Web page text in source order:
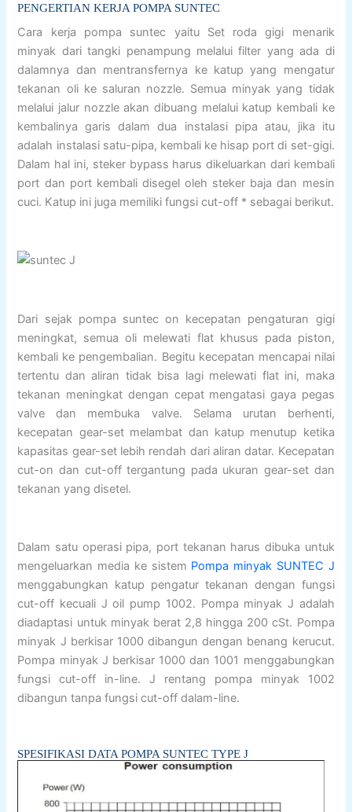
PENGERTIAN KERJA POMPA SUNTEC
Cara kerja pompa suntec yaitu Set roda gigi menarik
minyak dari tangki penampung melalui filter yang ada di
dalamnya dan mentransfernya ke katup yang mengatur
tekanan oli ke saluran nozzle. Semua minyak yang tidak
melalui jalur nozzle akan dibuang melalui katup kembali ke
kembalinya garis dalam dua instalasi pipa atau, jika itu
adalah instalasi satu-pipa, kembali ke hisap port di set-gigi.
Dalam hal ini, steker bypass harus dikeluarkan dari kembali
port dan port kembali disegel oleh steker baja dan mesin
cuci. Katup ini juga memiliki fungsi cut-off * sebagai berikut.
Dari sejak pompa suntec on kecepatan pengaturan gigi
meningkat, semua oli melewati flat khusus pada piston,
kembali ke pengembalian. Begitu kecepatan mencapai nilai
tertentu dan aliran tidak bisa lagi melewati flat ini, maka
tekanan meningkat dengan cepat mengatasi gaya pegas
valve dan membuka valve. Selama urutan berhenti,
kecepatan gear-set melambat dan katup menutup ketika
kapasitas gear-set lebih rendah dari aliran datar. Kecepatan
cut-on dan cut-off tergantung pada ukuran gear-set dan
tekanan yang disetel.
Dalam satu operasi pipa, port tekanan harus dibuka untuk
mengeluarkan media ke sistem Pompa minyak SUNTEC J
menggabungkan katup pengatur tekanan dengan fungsi
cut-off kecuali J oil pump 1002. Pompa minyak J adalah
diadaptasi untuk minyak berat 2,8 hingga 200 cSt. Pompa
minyak J berkisar 1000 dibangun dengan benang kerucut.
Pompa minyak J berkisar 1000 dan 1001 menggabungkan
fungsi cut-off in-line. J rentang pompa minyak 1002
dibangun tanpa fungsi cut-off dalam-line.
SPESIFIKASI DATA POMPA SUNTEC TYPE J